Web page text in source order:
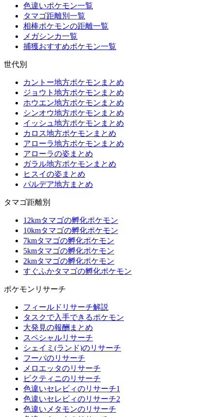
色違いポケモン一覧
タマゴ距離別一覧
相棒ポケモンの距離一覧
メガシンカ一覧
捕獲おすすめポケモン一覧
世代別
カントー地方ポケモンまとめ
ジョウト地方ポケモンまとめ
ホウエン地方ポケモンまとめ
シンオウ地方ポケモンまとめ
イッシュ地方ポケモンまとめ
カロス地方ポケモンまとめ
アローラ地方ポケモンまとめ
アローラの姿まとめ
ガラル地方ポケモンまとめ
ヒスイの姿まとめ
パルデア地方まとめ
タマゴ距離別
12kmタマゴの孵化ポケモン
10kmタマゴの孵化ポケモン
7kmタマゴの孵化ポケモン
5kmタマゴの孵化ポケモン
2kmタマゴの孵化ポケモン
すぐふかタマゴの孵化ポケモン
ポケモンリサーチ
フィールドリサーチ解説
タスクで入手できるポケモン
大発見の報酬まとめ
スペシャルリサーチ
シェイミ(ランド)のリサーチ
フーパのリサーチ
メロエッタのリサーチ
ビクティニのリサーチ
色違いセレビィのリサーチ1
色違いセレビィのリサーチ2
色違いメタモンのリサーチ